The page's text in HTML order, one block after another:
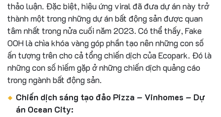
thảo luận. Đặc biệt, hiệu ứng viral đã đưa dự án này trở
thành một trong những dự án bất động sản được quan
tâm nhất trong nửa cuối năm 2023. Có thể thấy, Fake
OOH là chìa khóa vàng góp phần tạo nên những con số
ấn tượng trên cho cả tổng chiến dịch của Ecopark. Đó là
những con số hiếm gặp ở những chiến dịch quảng cáo
trong ngành bất động sản.
Chiến dịch sáng tạo đảo Pizza – Vinhomes – Dự
án Ocean City: